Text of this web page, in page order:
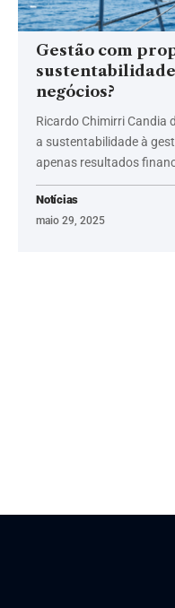
Gestão com
negócios?
Ricardo Chimirri Candia
a sustentabilidade à
apenas resultados
Notícias
maio 29, 2025